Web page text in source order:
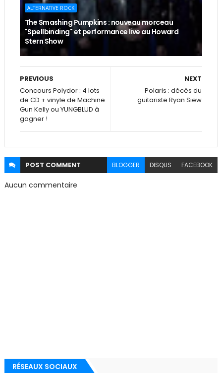
ALTERNATIVE ROCK
The Smashing Pumpkins : nouveau morceau
"Spellbinding" et performance live au Howard
Stern Show
NEXT
Polaris : décès du
guitariste Ryan Siew
PREVIOUS
Concours Polydor : 4 lots
de CD + vinyle de Machine
Gun Kelly ou YUNGBLUD à
gagner !
POST COMMENT BLOGGER DISQUS FACEBOOK
Aucun commentaire
RÉSEAUX SOCIAUX